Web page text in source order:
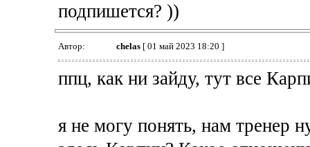
подпишется? ))
Автор: chelas[ 01 май 2023 18:20 ]
ппц, как ни зайду, тут все
я не могу понять, нам тренер